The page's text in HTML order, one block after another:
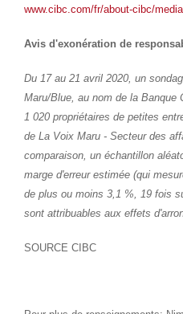
www.cibc.com/fr/about-cibc/
Avis d'exonération de
Du 17 au 21 avril 2020, un
Maru/Blue, au nom de la Banque
1 020 propriétaires de petites
de La Voix Maru - Secteur des
comparaison, un échantillon
marge d'erreur estimée (qui
de plus ou moins 3,1 %, 19 fois
sont attribuables aux effets
SOURCE CIBC